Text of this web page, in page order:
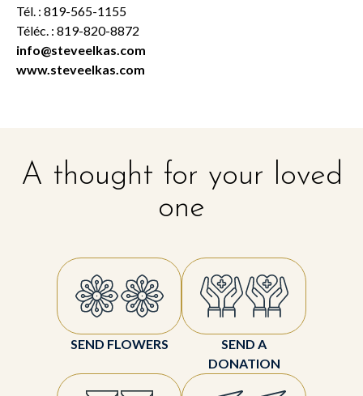
Tél. : 819-565-1155
Téléc. : 819-820-8872
info@steveelkas.com
www.steveelkas.com
A thought for your loved
one
SEND FLOWERS
SEND A
DONATION